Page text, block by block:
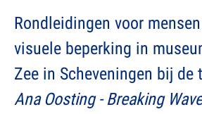
Rondleidingen voor
visuele beperking in
Zee in Scheveningen bij
Ana Oosting - Breaking